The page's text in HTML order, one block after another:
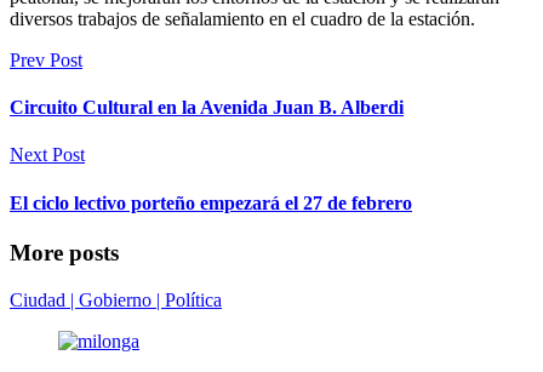
diversos trabajos de señalamiento en el cuadro de la estación.
Prev Post
Circuito Cultural en la Avenida Juan B. Alberdi
Next Post
El ciclo lectivo porteño empezará el 27 de febrero
More posts
Ciudad | Gobierno | Política